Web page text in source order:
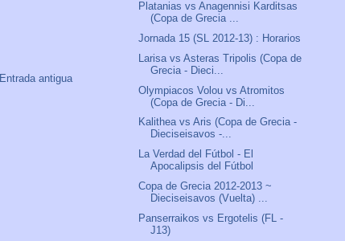
Entrada antigua
Platanias vs Anagennisi Karditsas
(Copa de Grecia ...
Jornada 15 (SL 2012-13) : Horarios
Larisa vs Asteras Tripolis (Copa de
Grecia - Dieci...
Olympiacos Volou vs Atromitos
(Copa de Grecia - Di...
Kalithea vs Aris (Copa de Grecia -
Dieciseisavos -...
La Verdad del Fútbol - El
Apocalipsis del Fútbol
Copa de Grecia 2012-2013 ~
Dieciseisavos (Vuelta) ...
Panserraikos vs Ergotelis (FL -
J13)